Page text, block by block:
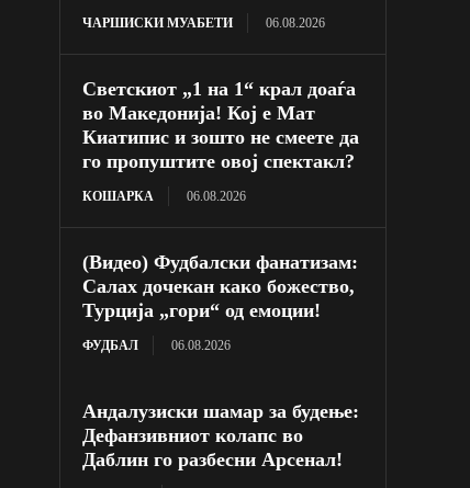
ЧАРШИСКИ МУАБЕТИ 06.08.2026
Светскиот „1 на 1“ крал доаѓа
во Македонија! Кој е Мат
Киатипис и зошто не смеете да
го пропуштите овој спектакл?
КОШАРКА 06.08.2026
(Видео) Фудбалски фанатизам:
Салах дочекан како божество,
Турција „гори“ од емоции!
ФУДБАЛ 06.08.2026
Андалузиски шамар за будење:
Дефанзивниот колапс во
Даблин го разбесни Арсенал!